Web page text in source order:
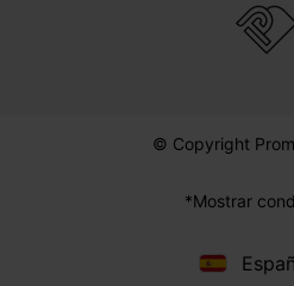
© Copyright
*Mostrar